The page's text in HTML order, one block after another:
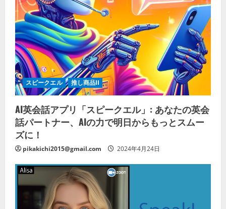
スピークエル 推し商品II
AI英会話アプリ「スピークエル」: あなたの英会
話パートナー、AIの力で明日からもっとスムー
ズに！
pikakichi2015@gmail.com 2024年4月24日